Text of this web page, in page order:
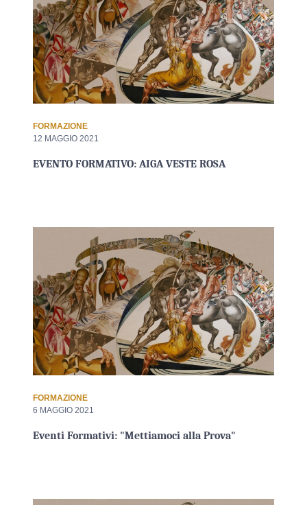
FORMAZIONE
12 MAGGIO 2021
EVENTO FORMATIVO: AIGA VESTE ROSA
FORMAZIONE
6 MAGGIO 2021
Eventi Formativi: "Mettiamoci alla Prova"